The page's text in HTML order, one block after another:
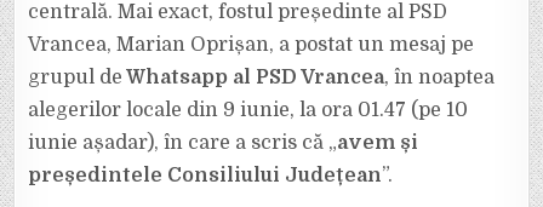
HALICI
ERA
CÂȘTIGĂTOR
AL
ALEGERILOR
PENTRU
centrală. Mai exact, fostul președinte al PSD
Vrancea, Marian Oprișan, a postat un mesaj pe
grupul de Whatsapp al PSD Vrancea, în noaptea
alegerilor locale din 9 iunie, la ora 01.47 (pe 10
iunie așadar), în care a scris că „avem și
președintele Consiliului Județean”.